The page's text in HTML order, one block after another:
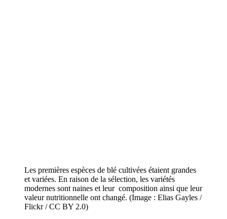
Les premières espèces de blé cultivées étaient grandes
et variées. En raison de la sélection, les variétés
modernes sont naines et leur composition ainsi que leur
valeur nutritionnelle ont changé. (Image : Elias Gayles /
Flickr / CC BY 2.0)